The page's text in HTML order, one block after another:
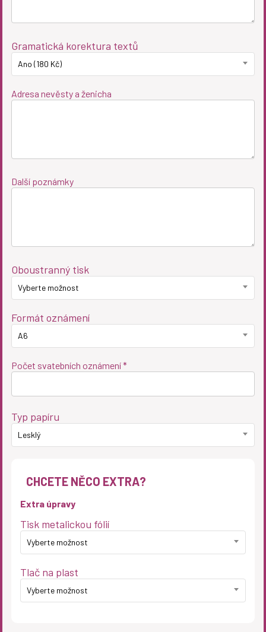
Gramatická korektura textů
Ano (180 Kč)
Adresa nevěsty a ženicha
Další poznámky
Oboustranný tisk
Vyberte možnost
Formát oznámení
A6
Počet svatebních oznámení *
Typ papíru
Lesklý
CHCETE NĚCO EXTRA?
Extra úpravy
Tisk metalickou fólií
Vyberte možnost
Tlač na plast
Vyberte možnost